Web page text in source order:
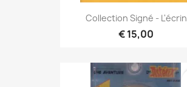
Collection Signé - L'écrin
€ 15,00